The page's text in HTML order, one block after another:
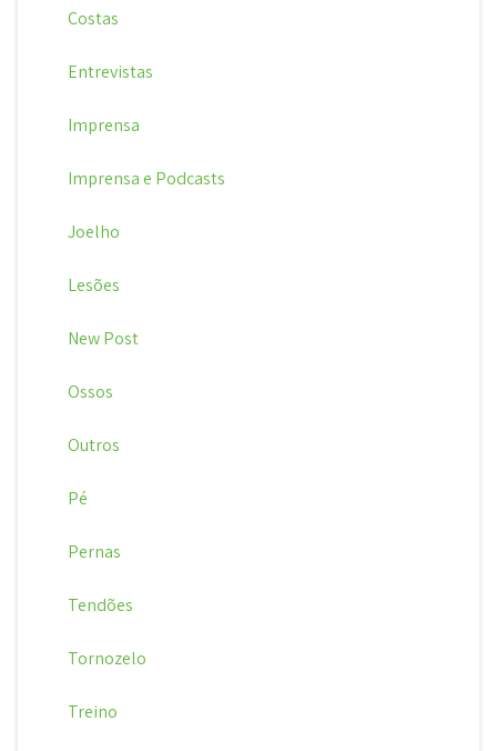
Costas
Entrevistas
Imprensa
Imprensa e Podcasts
Joelho
Lesões
New Post
Ossos
Outros
Pé
Pernas
Tendões
Tornozelo
Treino